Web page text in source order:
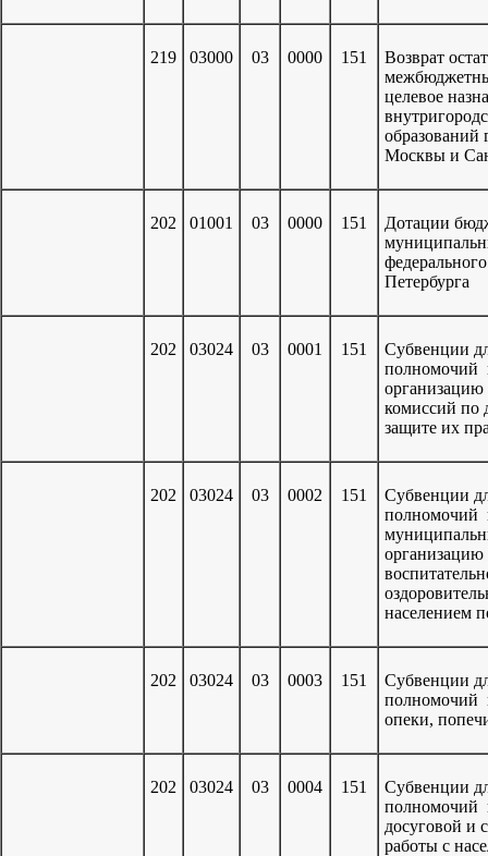
219 03000 03 0000 151
Возврат
целевое
образований
Москвы и
202 01001 03 0000 151
Дотации
Петербурга
202 03024 03 0001 151
Субвенции
полномочий
комиссий по
защите их
202 03024 03 0002 151
Субвенции
полномочий
организацию
населением
202 03024 03 0003 151
Субвенции
полномочий
опеки,
202 03024 03 0004 151
Субвенции
полномочий
досуговой и
работы с